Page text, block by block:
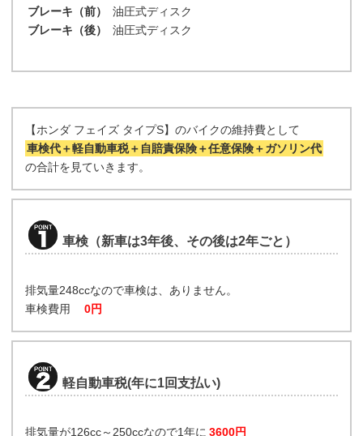
ブレーキ（前）
油圧式ディスク
ブレーキ（後）
油圧式ディスク
【ホンダ フェイズ タイプS】のバイクの維持費として
車検代＋軽自動車税＋自賠責保険＋任意保険＋ガソリン代
の合計を見ていきます。
車検（新車は3年後、その後は2年ごと）
排気量248ccなので車検は、ありません。
車検費用
0円
軽自動車税(年に1回支払い)
排気量が126cc～250ccなので1年に 3600円